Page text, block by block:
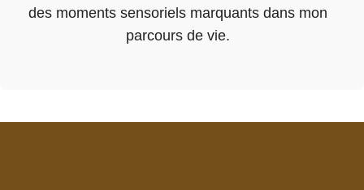
des moments sensoriels marquants dans mon
parcours de vie.